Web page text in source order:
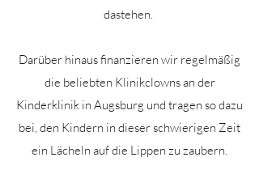
dastehen.
Darüber hinaus finanzieren wir regelmäßig
die beliebten Klinikclowns an der
Kinderklinik in Augsburg und tragen so dazu
bei, den Kindern in dieser schwierigen Zeit
ein Lächeln auf die Lippen zu zaubern.